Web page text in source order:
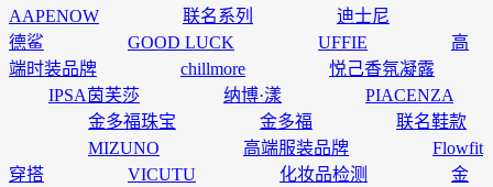
AAPENOW
联名系列
迪士尼
德鲨
GOOD LUCK UFFIE
高
端时装品牌
chillmore
悦己香氛凝露
IPSA茵芙莎
纳博·漾
PIACENZA
金多福珠宝
金多福
联名鞋款
MIZUNO
高端服装品牌
Flowfit
穿搭
VICUTU 化妆品检测
金